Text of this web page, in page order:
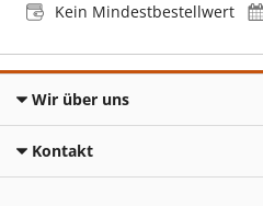
Kein Mindestbestellwert
Wir über uns
Kontakt